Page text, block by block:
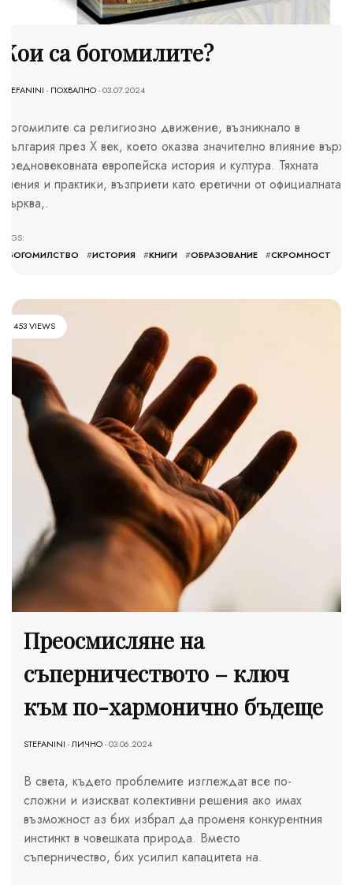
Кои са богомилите?
STEFANINI -ПОХВАЛНО- 03.07.2024
Богомилите са религиозно движение, възникнало в
България през X век, което оказва значително влияние върху
средновековната европейска история и култура. Тяхната
учения и практики, възприети като еретични от официалната
църква,.
TAGS:
БОГОМИЛСТВО #ИСТОРИЯ #КНИГИ #ОБРАЗОВАНИЕ #СКРОМНОСТ
453 VIEWS
Преосмисляне на
съперничеството – ключ
към по-хармонично бъдеще
STEFANINI -ЛИЧНО- 03.06.2024
В света, където проблемите изглеждат все по-
сложни и изискват колективни решения ако имах
възможност аз бих избрал да променя конкурентния
инстинкт в човешката природа. Вместо
съперничество, бих усилил капацитета на.